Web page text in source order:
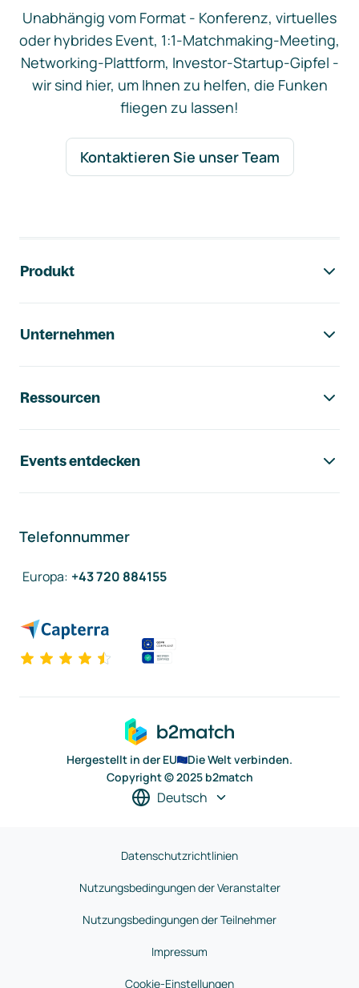
Unabhängig vom Format - Konferenz, virtuelles
oder hybrides Event, 1:1-Matchmaking-Meeting,
Networking-Plattform, Investor-Startup-Gipfel -
wir sind hier, um Ihnen zu helfen, die Funken
fliegen zu lassen!
Kontaktieren Sie unser Team
Produkt
Unternehmen
Ressourcen
Events entdecken
Telefonnummer
Europa: +43 720 884155
Hergestellt in der EU
Die Welt verbinden.
Copyright © 2025 b2match
Deutsch
Datenschutzrichtlinien
Nutzungsbedingungen der Veranstalter
Nutzungsbedingungen der Teilnehmer
Impressum
Cookie-Einstellungen